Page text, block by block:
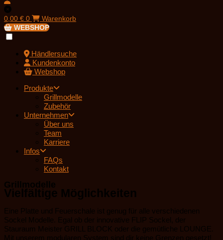
0,00 € 0
Warenkorb
WEBSHOP
Händlersuche
Kundenkonto
Webshop
Produkte
Grillmodelle
Zubehör
Unternehmen
Über uns
Team
Karriere
Infos
FAQs
Kontakt
Grillmodelle
Vielfältige Möglichkeiten
Eine Platte und Feuerschale ist genug für alle verschiedenen
Sockel Modelle. Egal ob der innovative FLIP Sockel, der
Stauraum Meister GRILL BLOCK oder die gemütliche LOUNGE.
Mit unserem modularen System sind dir keine Grenzen gesetzt!